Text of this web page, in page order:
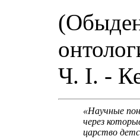
Ч. I. -
«Научные
через
царство